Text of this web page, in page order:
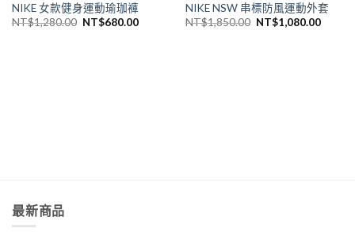
NIKE 女款健身運動瑜珈褲
NT$1,280.00 NT$680.00
NIKE NSW 串標防風運動外套
NT$1,850.00 NT$1,080.00
最新商品